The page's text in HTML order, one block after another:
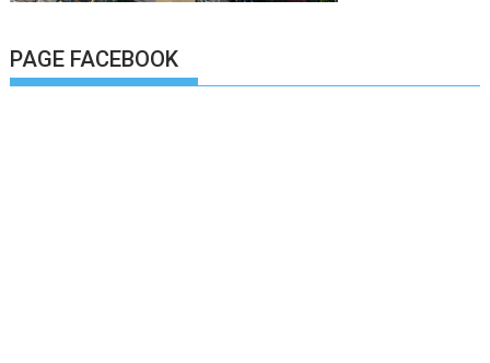
PAGE FACEBOOK